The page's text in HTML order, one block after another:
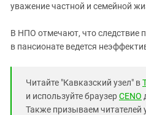
уважение частной и семейной
В НПО отмечают, что следствие
в пансионате ведется
Читайте "Кавказский узел" в
и используйте браузерCENO
Также призываем читателей